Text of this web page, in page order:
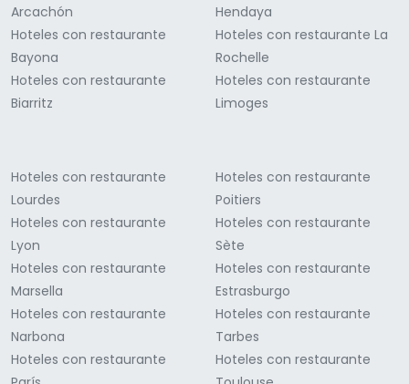
Arcachón
Hoteles con restaurante
Bayona
Hoteles con restaurante
Biarritz
Hendaya
Hoteles con restaurante La
Rochelle
Hoteles con restaurante
Limoges
Hoteles con restaurante
Lourdes
Hoteles con restaurante
Lyon
Hoteles con restaurante
Marsella
Hoteles con restaurante
Narbona
Hoteles con restaurante
Hoteles con restaurante
Poitiers
Hoteles con restaurante
Sète
Hoteles con restaurante
Estrasburgo
Hoteles con restaurante
Tarbes
Hoteles con restaurante